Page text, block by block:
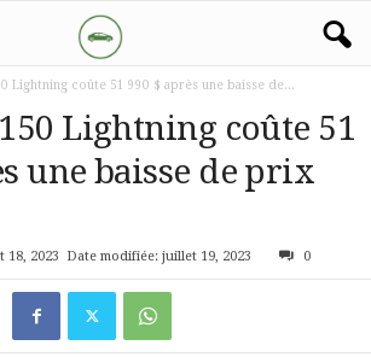
Lightning coûte 51 990 $ après une baisse de...
Lightning coûte 51
une baisse de prix
18, 2023 Date modifiée: juillet 19, 2023 0